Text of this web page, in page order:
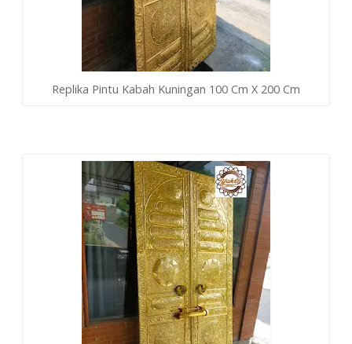
Replika Pintu Kabah Kuningan 100 Cm X 200 Cm